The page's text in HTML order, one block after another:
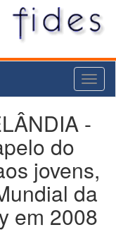
-
do
jovens,
da
em 2008